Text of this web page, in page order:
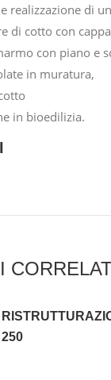
realizzazione di
di cotto con
con piano e
in muratura,
in bioedilizia.
250